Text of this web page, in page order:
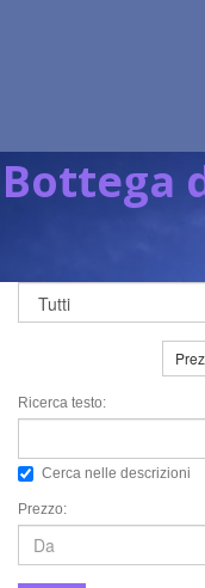
Bottega
Ricerca testo:
Cerca nelle descrizioni
Prezzo: